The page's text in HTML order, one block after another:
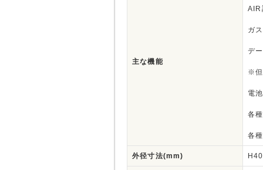
主な機能
AIR
ガ
デ
※但
電
各
各
外径寸法(mm)